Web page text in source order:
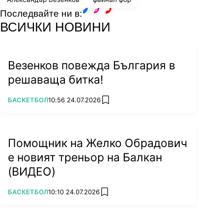
Последвайте ни в:
ВСИЧКИ НОВИНИ
Везенков повежда България в
решаваща битка!
ПОВЕЧЕ ОТ
БАСКЕТБОЛ10:56 24.07.2026 add favorites
Помощник на Желко Обрадович
е новият треньор на Балкан
(ВИДЕО)
ПОВЕЧЕ ОТ
БАСКЕТБОЛ10:10 24.07.2026 add favorites